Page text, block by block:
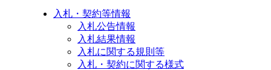
入札・契約等情報
入札公告情報
入札結果情報
入札に関する規則等
入札・契約に関する様式